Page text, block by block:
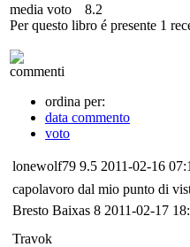
media voto
8.2
Per questo libro é presente 1
commenti
ordina per:
data commento
voto
lonewolf79 9.5 2011-02-16
capolavoro dal mio punto di
Bresto Baixas 8 2011-02-17
Travok